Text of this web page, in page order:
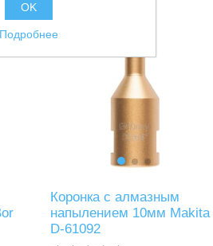
Коронка с алмазным
напылением 10мм Makita
D-61092
OK
Подробнее